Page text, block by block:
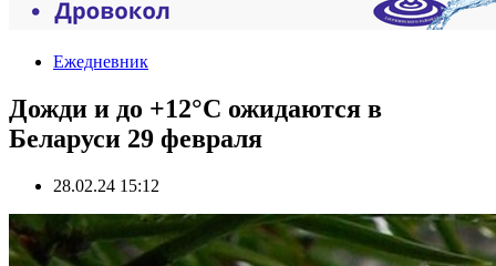
Ежедневник
Дожди и до +12°C ожидаются в
Беларуси 29 февраля
28.02.24 15:12